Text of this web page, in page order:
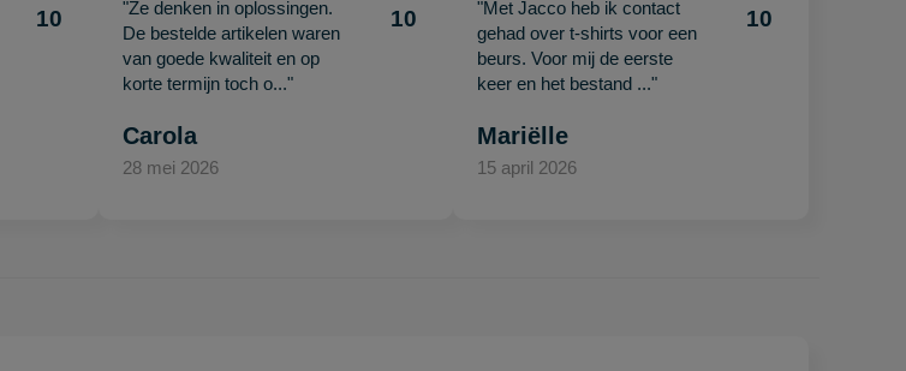
10
"Ze denken in oplossingen.
De bestelde artikelen waren
van goede kwaliteit en op
korte termijn toch o..."
10
Carola
28 mei 2026
"Met Jacco heb ik contact
gehad over t-shirts voor een
beurs. Voor mij de eerste
keer en het bestand ..."
10
Mariëlle
15 april 2026